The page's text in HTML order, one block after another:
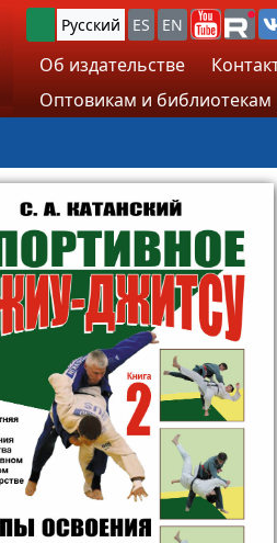
Русский ES EN
Об издательстве
Оптовикам и библиотекам